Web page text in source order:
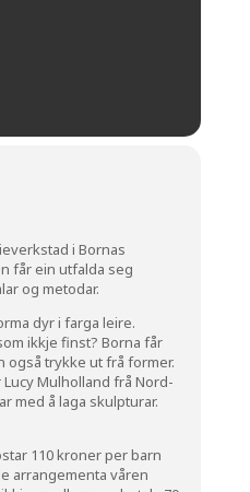
i Bornas
får ein utfalda seg
og metodar.
dyr i farga leire.
ikkje finst? Borna får
også trykke ut frå former.
Mulholland frå Nord-
med å laga skulpturar.
110 kroner per barn
arrangementa våren